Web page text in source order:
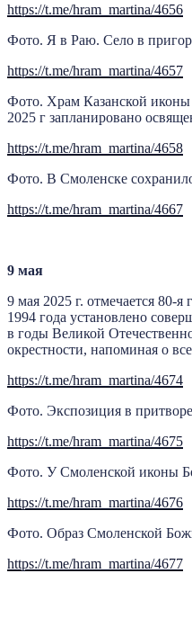
https://t.me/hram_martina/4656
Фото. Я в Раю. Село в
https://t.me/hram_martina/4657
Фото. Храм Казанской
2025 г запланировано
https://t.me/hram_martina/4658
Фото. В Смоленске
https://t.me/hram_martina/4667
9 мая
9 мая 2025 г. отмечается
1994 года установлено
в годы Великой
окрестности, напоминая о
https://t.me/hram_martina/4674
Фото. Экспозиция в
https://t.me/hram_martina/4675
Фото. У Смоленской иконы
https://t.me/hram_martina/4676
Фото. Образ Смоленской
https://t.me/hram_martina/4677